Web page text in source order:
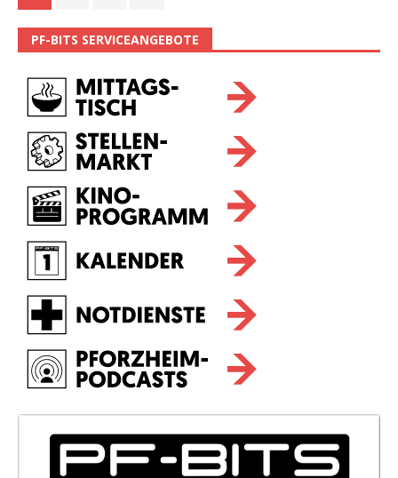
PF-BITS SERVICEANGEBOTE